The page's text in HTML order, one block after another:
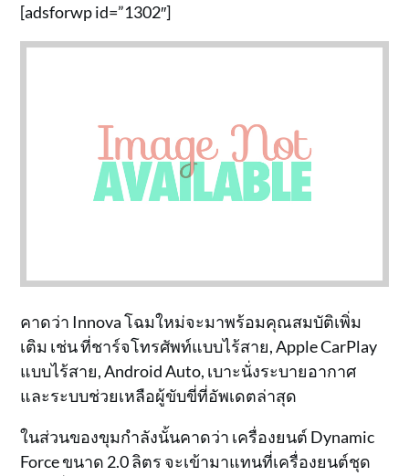
[adsforwp id=”1302″]
คาดว่า Innova โฉมใหม่จะมาพร้อมคุณสมบัติเพิ่ม
เติม เช่น ที่ชาร์จโทรศัพท์แบบไร้สาย, Apple CarPlay
แบบไร้สาย, Android Auto, เบาะนั่งระบายอากาศ
และระบบช่วยเหลือผู้ขับขี่ที่อัพเดตล่าสุด
ในส่วนของขุมกำลังนั้นคาดว่า เครื่องยนต์ Dynamic
Force ขนาด 2.0 ลิตร จะเข้ามาแทนที่เครื่องยนต์ชุด